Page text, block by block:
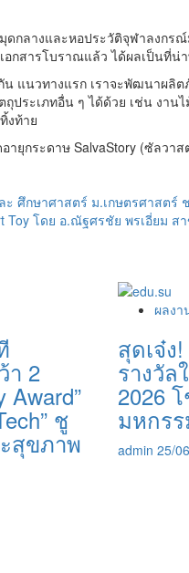
กลางและหอประวัติจุฬาลงกร
อกสารโบราณแล้ว ได้ผลเป็น
น แนวทางแรก เราจะพัฒนาผ
ประเภทอื่น ๆ ได้ด้วย เช่น งา
งท้าย
ยุกระดาษ SalvaStory (ซัลวา
ศึกษาศาสตร์ ม.เกษตรศาสตร์ ช
Toy โดย อ.ณัฐศรชัย พรเอี่ยม
า 2
Award”
ชู
สุขภาพ
ผลง
สุดเจ๋
รางวั
2026
มหกร
admin 25/